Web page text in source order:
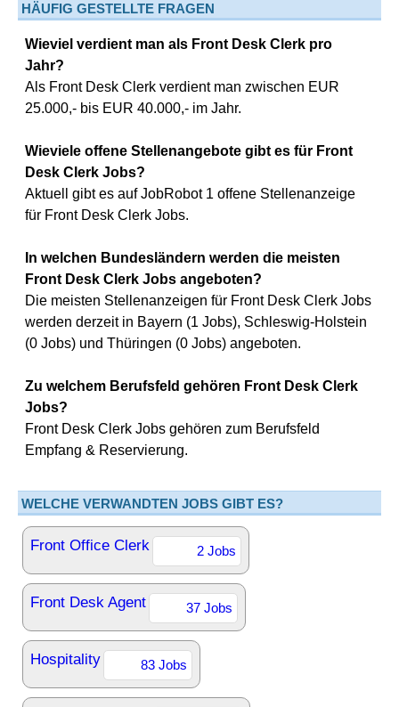
HÄUFIG GESTELLTE FRAGEN
Wieviel verdient man als Front Desk Clerk pro
Jahr?
Als Front Desk Clerk verdient man zwischen EUR
25.000,- bis EUR 40.000,- im Jahr.
Wieviele offene Stellenangebote gibt es für Front
Desk Clerk Jobs?
Aktuell gibt es auf JobRobot 1 offene Stellenanzeige
für Front Desk Clerk Jobs.
In welchen Bundesländern werden die meisten
Front Desk Clerk Jobs angeboten?
Die meisten Stellenanzeigen für Front Desk Clerk Jobs
werden derzeit in Bayern (1 Jobs), Schleswig-Holstein
(0 Jobs) und Thüringen (0 Jobs) angeboten.
Zu welchem Berufsfeld gehören Front Desk Clerk
Jobs?
Front Desk Clerk Jobs gehören zum Berufsfeld
Empfang & Reservierung.
WELCHE VERWANDTEN JOBS GIBT ES?
Front Office Clerk 2 Jobs
Front Desk Agent 37 Jobs
Hospitality 83 Jobs